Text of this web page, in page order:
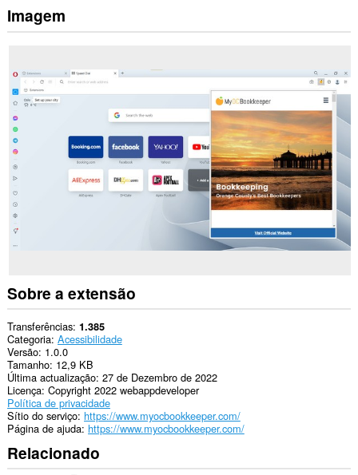
Imagem
Sobre a extensão
Transferências 1.385
Categoria Acessibilidade
Versão 1.0.0
Tamanho 12,9 KB
Última actualização 27 de Dezembro de 2022
Licença Copyright 2022 webappdeveloper
Política de privacidade
Sítio do serviço https://www.myocbookkeeper.com/
Página de ajuda https://www.myocbookkeeper.com/
Relacionado